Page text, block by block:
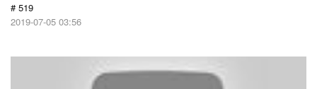
# 519
2019-07-05 03:56